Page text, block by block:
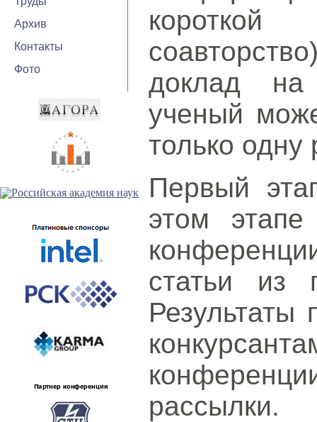
Архив
Контакты
Фото
доклад на
ученый
только одну
Первый
этом
статьи из
Результаты
рассылки.